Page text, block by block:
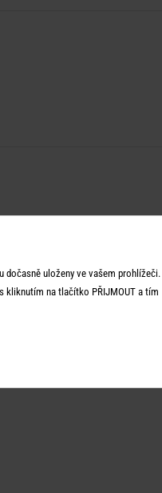
dočasně uloženy ve vašem prohlížeči.
kliknutím na tlačítko PŘIJMOUT a tím